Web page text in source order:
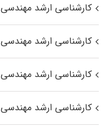
کارشناسی ارشد
کارشناسی ارشد
کارشناسی ارشد
کارشناسی ارشد مهندسی